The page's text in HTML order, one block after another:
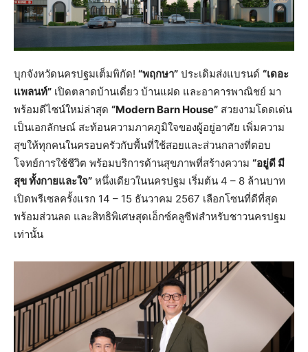
บุกจังหวัดนครปฐมเต็มพิกัด! “พฤกษา” ประเดิมส่งแบรนด์ “เดอะ
แพลนท์” เปิดตลาดบ้านเดี่ยว บ้านแฝด และอาคารพาณิชย์ มา
พร้อมดีไซน์ใหม่ล่าสุด “Modern Barn House” สวยงามโดดเด่น
เป็นเอกลักษณ์ สะท้อนความภาคภูมิใจของผู้อยู่อาศัย เพิ่มความ
สุขให้ทุกคนในครอบครัวกับพื้นที่ใช้สอยและส่วนกลางที่ตอบ
โจทย์การใช้ชีวิต พร้อมบริการด้านสุขภาพที่สร้างความ “อยู่ดี มี
สุข ทั้งกายและใจ” หนึ่งเดียวในนครปฐม เริ่มต้น 4 – 8 ล้านบาท
เปิดพรีเซลครั้งแรก 14 – 15 ธันวาคม 2567 เลือกโซนที่ดีที่สุด
พร้อมส่วนลด และสิทธิพิเศษสุดเอ็กซ์คลูซีฟสำหรับชาวนครปฐม
เท่านั้น